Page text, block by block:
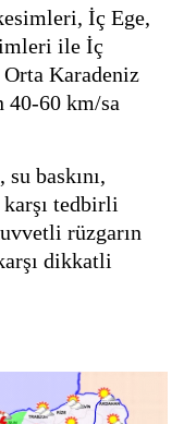
İç Ege,
ile İç
Orta Karadeniz
40-60 km/sa
baskını,
karşı tedbirli
rüzgarın
dikkatli